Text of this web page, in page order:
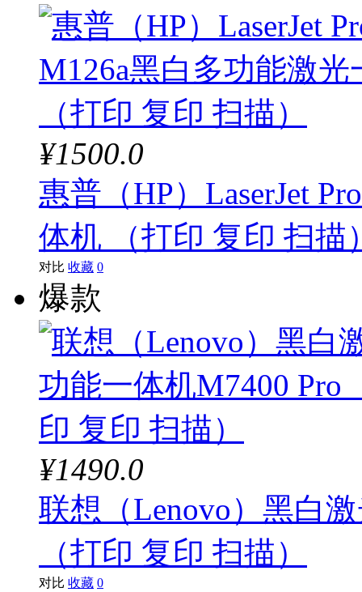
¥1500.0
惠普（HP）LaserJet
体机 （打印 复印 扫描
对比 收藏 0
爆款
¥1490.0
联想（Lenovo）黑白
（打印 复印 扫描）
对比 收藏 0